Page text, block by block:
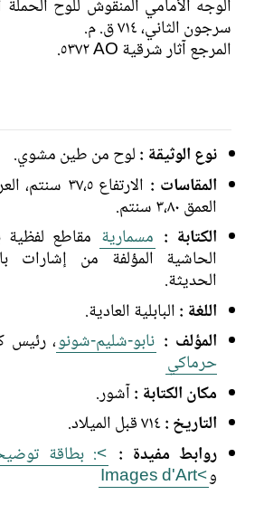
الوجه الأمامي المنقوش للوح الحملة
سرجون الثاني، ٧١٤ ق. م.
المرجع آثار شرقية AO ٥٣٧٢.
نوع الوثيقة :لوح من طين مشوي.
المقاسات :
العمق ٣،٨٠ سنتم.
الكتابة : مسمارية مقاطع لفظية
الحاشية المؤلفة من إشارات
الحديثة.
اللغة :البابلية العادية.
المؤلف : نابو-شليم-شونو، رئيس
حرماكي
مكان الكتابة :آشور.
التاريخ :
روابط مفيدة : >: بطاقة
و>Images d'Art